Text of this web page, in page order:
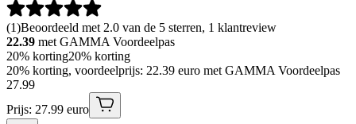
(1)Beoordeeld met 2.0 van de 5 sterren, 1 klantreview
22.39 met GAMMA Voordeelpas
20% korting20% korting
20% korting, voordeelprijs: 22.39 euro met GAMMA Voordeelpas
27.99
Prijs: 27.99 euro